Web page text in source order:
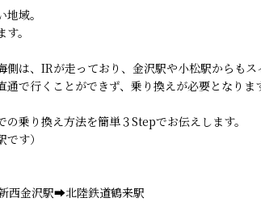
域。
。
は、IRが走っており、金沢駅や小松駅からもス
で行くことができず、乗り換えが必要となりま
乗り換え方法を簡単３Stepでお伝えします。
す）
西金沢駅➡北陸鉄道鶴来駅